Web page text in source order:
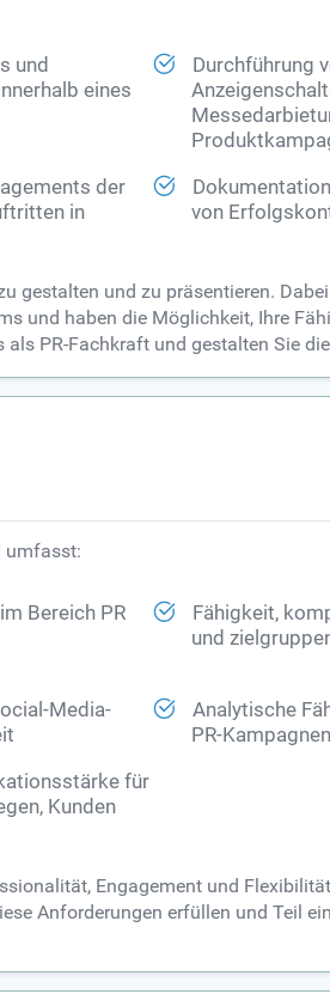
und
eines
Durchführung
der
in
von
gestalten und zu präsentieren.
und haben die Möglichkeit, Ihre
PR-Fachkraft und gestalten Sie
umfasst:
Bereich PR
Fähigkeit,
und
Media-
Analytische
PR-
für
Kunden
Engagement und
Anforderungen erfüllen und Teil